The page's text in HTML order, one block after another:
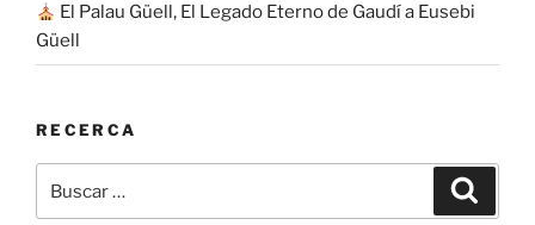
El Palau Güell, El Legado Eterno de Gaudí a Eusebi
Güell
RECERCA
por: